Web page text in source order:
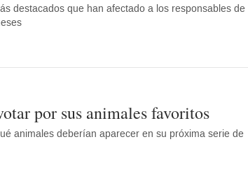
destacados que han afectado a los responsables de
por sus animales favoritos
animales deberían aparecer en su próxima serie de